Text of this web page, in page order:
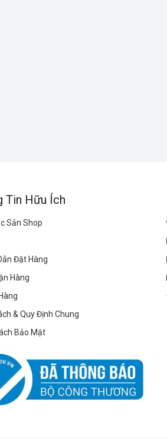
Tin Hữu Ích
Sản Shop
Đặt Hàng
Hàng
& Quy Định Chung
Bảo Mật